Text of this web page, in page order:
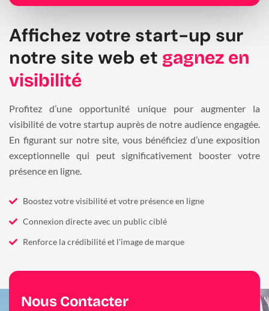
Affichez votre start-up sur
notre site web et gagnez en
visibilité
Profitez d’une opportunité unique pour augmenter la
visibilité de votre startup auprès de notre audience engagée.
En figurant sur notre site, vous bénéficiez d’une exposition
exceptionnelle qui peut significativement booster votre
présence en ligne.
Boostez votre visibilité et votre présence en ligne
Connexion directe avec un public ciblé
Renforce la crédibilité et l'image de marque
Nous Contacter